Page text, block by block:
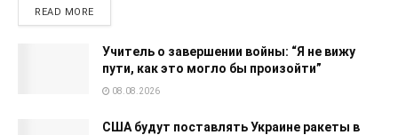
READ MORE
Учитель о завершении войны: “Я не вижу
пути, как это могло бы произойти”
08.08.2026
США будут поставлять Украине ракеты в